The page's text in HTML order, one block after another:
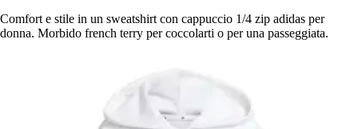
Comfort e stile in un sweatshirt con cappuccio 1/4 zip adidas per
donna. Morbido french terry per coccolarti o per una passeggiata.